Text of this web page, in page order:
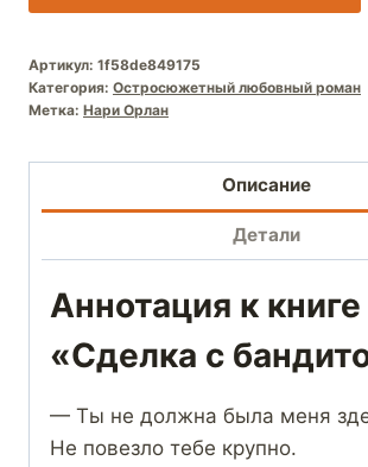
Артикул: 1f58de849175
Категория: Остросюжетный любовный роман
Метка: Нари Орлан
Описание
Детали
Аннотация к книге
«Сделка с
— Ты не должна была меня
Не повезло тебе крупно.